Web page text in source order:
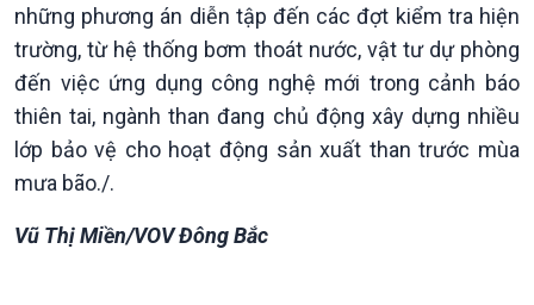
Podcast
những phương án diễn tập đến các đợt kiểm tra hiện
trường, từ hệ thống bơm thoát nước, vật tư dự phòng
đến việc ứng dụng công nghệ mới trong cảnh báo
thiên tai, ngành than đang chủ động xây dựng nhiều
lớp bảo vệ cho hoạt động sản xuất than trước mùa
mưa bão./.
Vũ Thị Miền/VOV Đông Bắc